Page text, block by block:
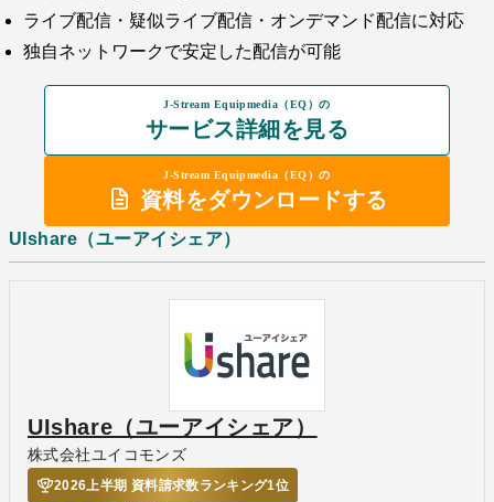
ライブ配信・疑似ライブ配信・オンデマンド配信に対応
独自ネットワークで安定した配信が可能
J-Stream Equipmedia（EQ）の
サービス詳細を見る
J-Stream Equipmedia（EQ）の
資料をダウンロードする
UIshare（ユーアイシェア）
UIshare（ユーアイシェア）
株式会社ユイコモンズ
2026上半期 資料請求数ランキング1位